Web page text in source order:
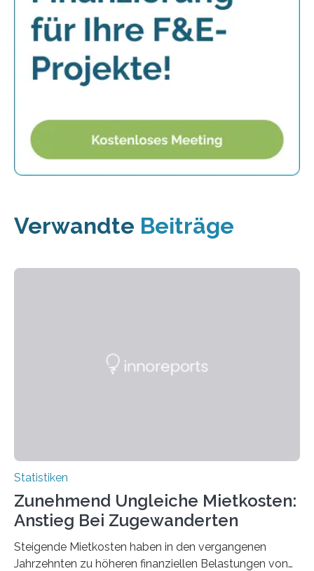
Verwandte Beiträge
Statistiken
Zunehmend Ungleiche Mietkosten:
Anstieg Bei Zugewanderten
Steigende Mietkosten haben in den vergangenen
Jahrzehnten zu höheren finanziellen Belastungen von